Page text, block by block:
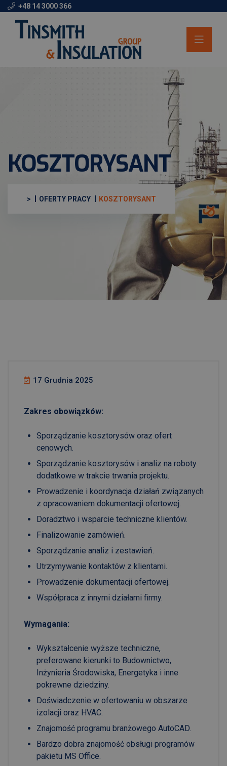
+48 14 3000 366
KOSZTORYSANT
> OFERTY PRACY KOSZTORYSANT
17 Grudnia 2025
Zakres obowiązków:
Sporządzanie kosztorysów oraz ofert
cenowych.
Sporządzanie kosztorysów i analiz na roboty
dodatkowe w trakcie trwania projektu.
Prowadzenie i koordynacja działań związanych
z opracowaniem dokumentacji ofertowej.
Doradztwo i wsparcie techniczne klientów.
Finalizowanie zamówień.
Sporządzanie analiz i zestawień.
Utrzymywanie kontaktów z klientami.
Prowadzenie dokumentacji ofertowej.
Współpraca z innymi działami firmy.
Wymagania:
Wykształcenie wyższe techniczne,
preferowane kierunki to Budownictwo,
Inżynieria Środowiska, Energetyka i inne
pokrewne dziedziny.
Doświadczenie w ofertowaniu w obszarze
izolacji oraz HVAC.
Znajomość programu branżowego AutoCAD.
Bardzo dobra znajomość obsługi programów
pakietu MS Office.